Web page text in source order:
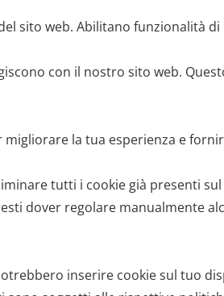
sito web. Abilitano funzionalità
con il nostro sito web.
la tua esperienza e
tutti i cookie già presenti
dover regolare manualmente
inserire cookie sul tuo